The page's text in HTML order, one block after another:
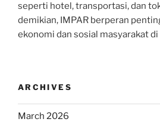
seperti hotel, transportasi, dan
demikian, IMPAR berperan
ekonomi dan sosial masyarakat
ARCHIVES
March 2026